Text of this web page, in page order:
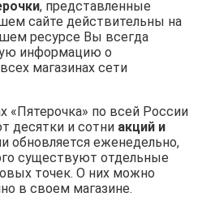
, представленные
сайте действительны на
ресурсе Вы всегда
информацию о
магазинах сети
«Пятерочка» по всей России
десятки и сотни акций и
обновляется еженедельно,
существуют отдельные
точек. О них можно
в своем магазине.